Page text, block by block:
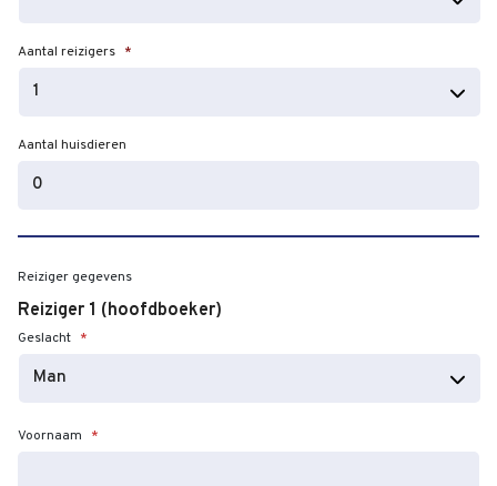
Aantal reizigers *
Aantal huisdieren
Reiziger gegevens
Reiziger 1 (hoofdboeker)
Geslacht *
Voornaam *